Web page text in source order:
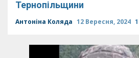
Тернопільщини
Антоніна Коляда 12 Вересня, 2024